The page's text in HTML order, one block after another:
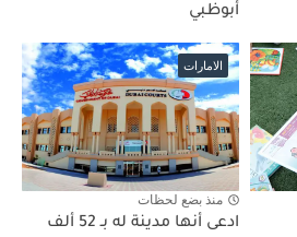
أبوظبي
الامارات
منذ بضع لحظات
ادعى أنها مدينة له بـ 52 ألف